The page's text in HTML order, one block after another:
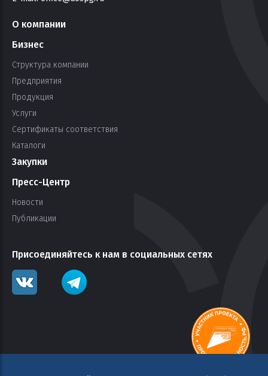
О компании
Бизнес
Структура компании
Предприятия
Продукция
Услуги
Сертификаты соответствия
Каталоги
Закупки
Пресс-Центр
Новости
Публикации
Присоединяйтесь к нам в социальных сетях